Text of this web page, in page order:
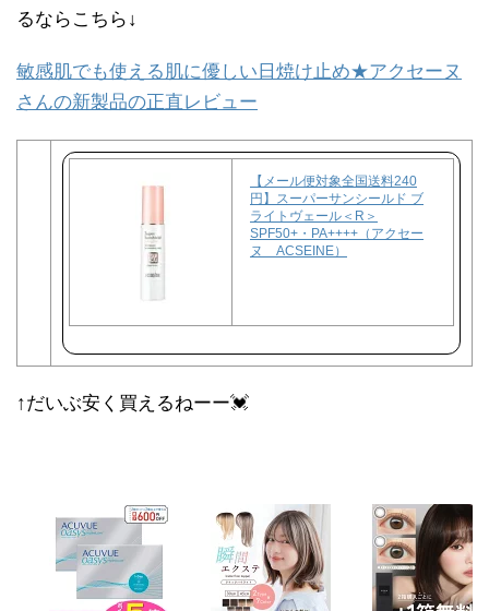
るならこちら↓
敏感肌でも使える肌に優しい日焼け止め★アクセーヌ
さんの新製品の正直レビュー
【メール便対象全国送料240
円】スーパーサンシールド ブ
ライトヴェール＜R＞
SPF50+・PA++++（アクセー
ヌ ACSEINE）
↑だいぶ安く買えるねーー💓